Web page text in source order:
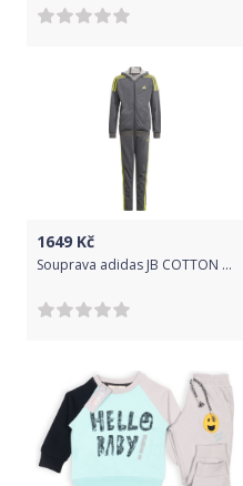
1649 Kč
Souprava adidas JB COTTON TS gm8920 Velikost L (159-164 cm)